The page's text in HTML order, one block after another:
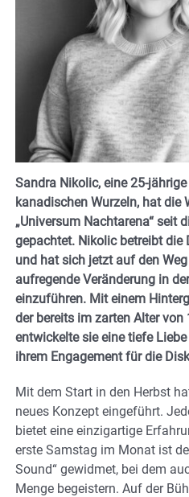
Sandra Nikolic, eine 25-
kanadischen Wurzeln, hat die
„Universum Nachtarena“ seit
gepachtet. Nikolic betreibt die
und hat sich jetzt auf den
aufregende Veränderung in
einzuführen. Mit einem
der bereits im zarten Alter von
entwickelte sie eine tiefe
ihrem Engagement für die
Mit dem Start in den Herbst
neues Konzept eingeführt.
bietet eine einzigartige
erste Samstag im Monat ist
Sound“ gewidmet, bei dem
Menge begeistern. Auf der